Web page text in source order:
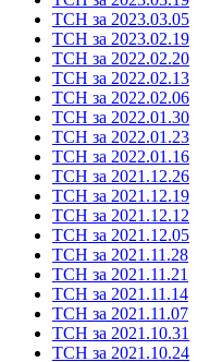
ТСН за 2023.03.05
ТСН за 2023.02.19
ТСН за 2022.02.20
ТСН за 2022.02.13
ТСН за 2022.02.06
ТСН за 2022.01.30
ТСН за 2022.01.23
ТСН за 2022.01.16
ТСН за 2021.12.26
ТСН за 2021.12.19
ТСН за 2021.12.12
ТСН за 2021.12.05
ТСН за 2021.11.28
ТСН за 2021.11.21
ТСН за 2021.11.14
ТСН за 2021.11.07
ТСН за 2021.10.31
ТСН за 2021.10.24